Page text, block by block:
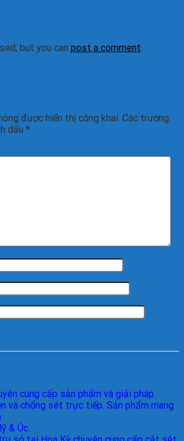
but you can post a comment.
được hiển thị công khai. Các trường
dấu *
cung cấp sản phẩm và giải pháp
và chống sét trực tiếp. Sản phẩm mang
& Úc.